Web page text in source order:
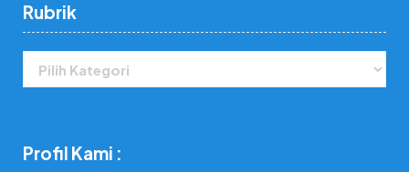
Rubrik
Profil Kami :